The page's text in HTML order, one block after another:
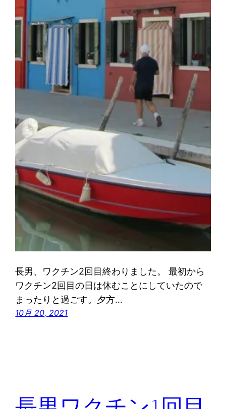
長男、ワクチン2回目終わりました。 最初から
ワクチン2回目の日は休むことにしていたので
まったりと過ごす。夕方…
10月 20, 2021